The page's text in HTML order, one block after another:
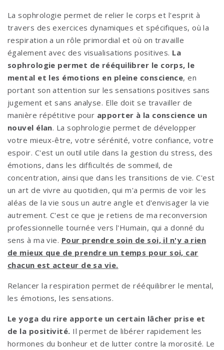
La sophrologie permet de relier le corps et l'esprit à
travers des exercices dynamiques et spécifiques, où la
respiration a un rôle primordial et où on travaille
également avec des visualisations positives. La
sophrologie permet de rééquilibrer le corps, le
mental et les émotions en pleine conscience, en
portant son attention sur les sensations positives sans
jugement et sans analyse. Elle doit se travailler de
manière répétitive pour apporter à la conscience un
nouvel élan. La sophrologie permet de développer
votre mieux-être, votre sérénité, votre confiance, votre
espoir. C'est un outil utile dans la gestion du stress, des
émotions, dans les difficultés de sommeil, de
concentration, ainsi que dans les transitions de vie. C'est
un art de vivre au quotidien, qui m'a permis de voir les
aléas de la vie sous un autre angle et d'envisager la vie
autrement. C'est ce que je retiens de ma reconversion
professionnelle tournée vers l'Humain, qui a donné du
sens à ma vie. Pour prendre soin de soi, il n'y a rien
de mieux que de prendre un temps pour soi, car
chacun est acteur de sa vie.
Relancer la respiration permet de rééquilibrer le mental,
les émotions, les sensations.
Le yoga du rire apporte un certain lâcher prise et
de la positivité. Il permet de libérer rapidement les
hormones du bonheur et de lutter contre la morosité. Le